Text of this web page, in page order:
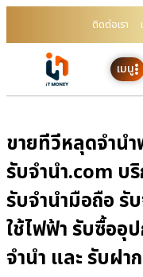
ติดต่อเรา
เมนู
ขายทีวีหลุดจำนำ
รับจํานํา.com บ
รับจำนำมือถือ รั
ใช้ไฟฟ้า รับซื้ออุ
จำนำ และ รับฝ